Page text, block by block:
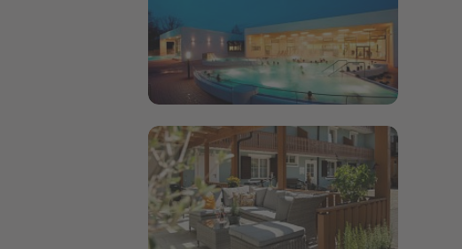
Bildergalerie öffnen
Bildergalerie öffnen